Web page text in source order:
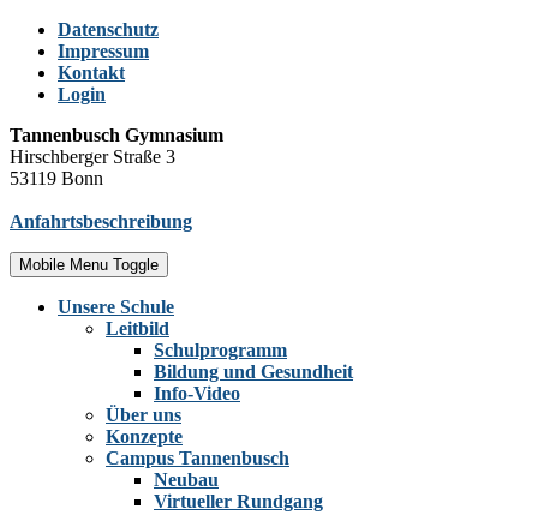
Datenschutz
Impressum
Kontakt
Login
Tannenbusch Gymnasium
Hirschberger Straße 3
53119 Bonn
Anfahrtsbeschreibung
Mobile Menu Toggle
Unsere Schule
Leitbild
Schulprogramm
Bildung und Gesundheit
Info-Video
Über uns
Konzepte
Campus Tannenbusch
Neubau
Virtueller Rundgang